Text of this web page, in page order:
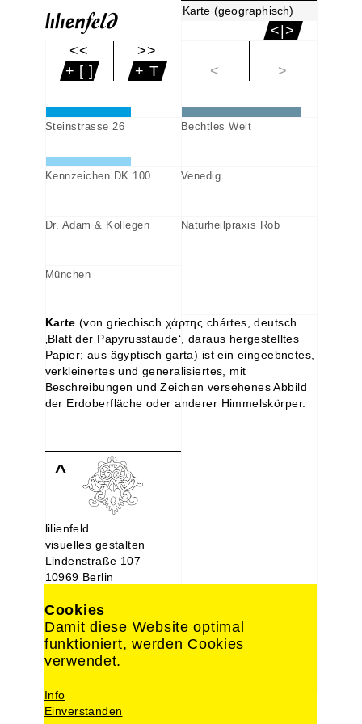
Karte (geographisch)
<|>
<<
>>
+ [ ]
+ T
<
>
Steinstrasse 26 Bechtles Welt
Kennzeichen DK 100 Venedig
Dr. Adam & Kollegen Naturheilpraxis Rob
München
Karte (von griechisch χάρτης chártes, deutsch
‚Blatt der Papyrusstaude‘, daraus hergestelltes
Papier; aus ägyptisch garta) ist ein eingeebnetes,
verkleinertes und generalisiertes, mit
Beschreibungen und Zeichen versehenes Abbild
der Erdoberfläche oder anderer Himmelskörper.
^
lilienfeld
visuelles gestalten
Lindenstraße 107
10969 Berlin
0176. 221 22 892
design@lilien-feld.de
Impressum
Cookies
Damit diese Website optimal
funktioniert, werden Cookies
verwendet.
Info
Einverstanden